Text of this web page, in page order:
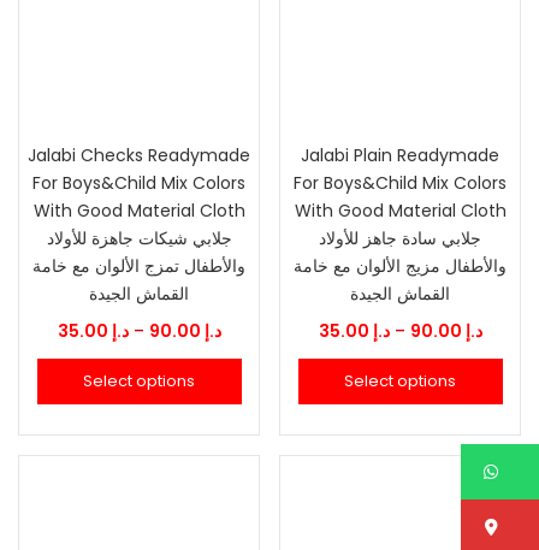
Jalabi Checks Readymade
For Boys&Child Mix Colors
With Good Material Cloth
جلابي شيكات جاهزة للأولاد
والأطفال تمزج الألوان مع خامة
القماش الجيدة
د.إ – د.إPrice
range:
د.إ 90.00
Select options
Jalabi Plain Readymade
For Boys&Child Mix Colors
With Good Material Cloth
جلابي سادة جاهز للأولاد
والأطفال مزيج الألوان مع خامة
القماش الجيدة
د.إ – د.إPrice
range:
Select options